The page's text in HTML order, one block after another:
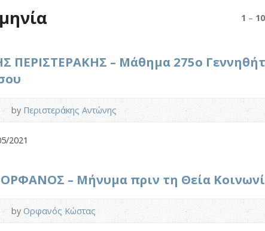
1 – 10
ΠΕΡΙΣΤΕΡΑΚΗΣ – Μάθημα 275ο
byΠεριστεράκης Αντώνης
2021
– Μήνυμα πριν τη Θεία
byΟρφανός Κώστας